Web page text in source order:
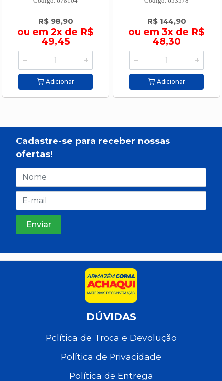
R$ 98,90
ou em 2x de R$
49,45
Adicionar
R$ 144,90
ou em 3x de R$
48,30
Adicionar
Cadastre-se para receber nossas
ofertas!
DÚVIDAS
Política de Troca e Devolução
Política de Privacidade
Política de Entrega